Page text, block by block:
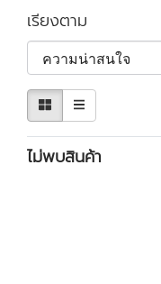
เรียงตาม
ไม่พบสินค้า